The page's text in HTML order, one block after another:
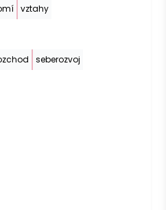
vztahy
seberozvoj